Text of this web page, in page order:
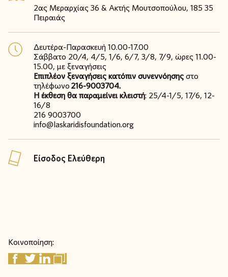
2ας Μεραρχίας 36 & Ακτής Μουτσοπούλου, 185 35
Πειραιάς
Δευτέρα-Παρασκευή 10.00-17.00
Σάββατο 20/4, 4/5, 1/6, 6/7, 3/8, 7/9, ώρες 11.00-
15.00, με ξεναγήσεις
Επιπλέον ξεναγήσεις κατόπιν συνεννόησηςστο
τηλέφωνο216-9003704.
Η έκθεση θα παραμείνει κλειστή: 25/4-1/5, 17/6, 12-
16/8
216 9003700
info@laskaridisfoundation.org
Είσοδος Ελεύθερη
Κοινοποίηση: